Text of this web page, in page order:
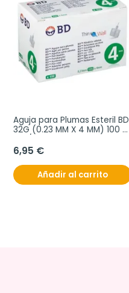
Aguja para Plumas Esteril BD
32G (0.23 MM X 4 MM) 100
6,95 €
Añadir al carrito